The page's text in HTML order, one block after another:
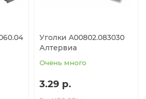
Уголки A00802.083030
Алтервиа
Очень много
3.29 р.